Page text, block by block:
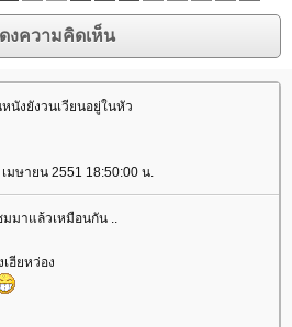
นังยังวนเวียนอยู่ในหัว
มษายน 2551 18:50:00 น.
มาแล้วเหมือนกัน ..
ฮียหว่อง